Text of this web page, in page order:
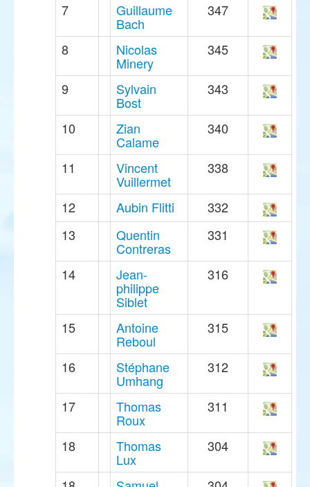
7 Guillaume
Bach
347
8 Nicolas
Minery
345
9 Sylvain
Bost
343
10 Zian
Calame
340
11 Vincent
Vuillermet
338
12 Aubin Flitti
332
13
Quentin
Contreras
331
14 Jean-
philippe
Siblet
316
15 Antoine
Reboul
315
16 Stéphane
Umhang
312
17 Thomas
Roux
311
18 Thomas
Lux
304